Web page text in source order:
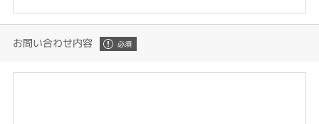
お問い合わせ内容